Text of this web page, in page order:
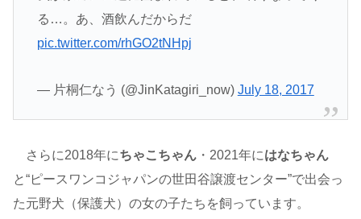
る…。あ、酒飲んだからだ
pic.twitter.com/rhGO2tNHpj
— 片桐仁なう (@JinKatagiri_now) July 18, 2017
さらに2018年にちゃこちゃん ・2021年にはなちゃん
と“ピースワンコジャパンの世田谷譲渡センター”で出会っ
た元野犬（保護犬）の女の子たちを飼っています。